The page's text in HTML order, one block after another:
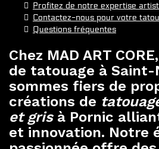
Profitez de notre expertise
Contactez-nous pour votre
Questions fréquentes
Chez MAD ART
de tatouage à Saint-
sommes fiers de
créations de
et grisà Pornic
et innovation. Notre